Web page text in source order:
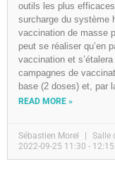
outils les plus
surcharge du système
vaccination de masse
peut se réaliser qu’en
vaccination et
campagnes de
base (2 doses) et, par
READ MORE »
Sébastien Morel
Salle
2022-09-25 11:30 - 12:15